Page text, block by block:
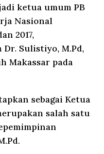
ketua umum PB
Nasional
2017,
Sulistiyo, M.Pd,
Makassar pada
sebagai Ketua
salah satu